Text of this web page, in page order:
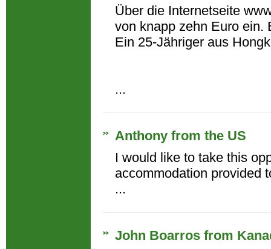
Über die Internetseite
von knapp zehn Euro ein.
Ein 25-Jähriger aus
...
Anthony from the US
I would like to take this
accommodation provided
...
John Boarros from